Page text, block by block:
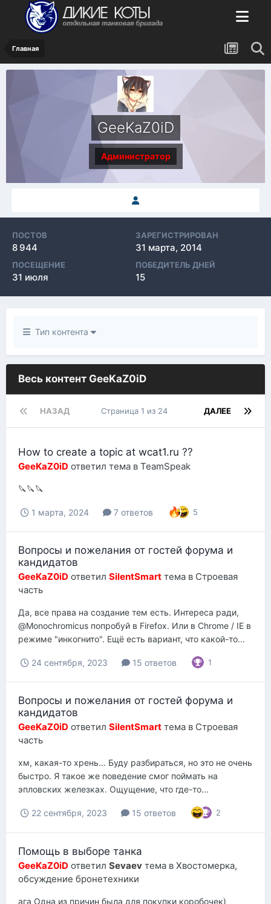
Главная
GeeKaZ0iD
Администратор
ПОСТОВ
8 944
ЗАРЕГИСТРИРОВАН
31 марта, 2014
ПОСЕЩЕНИЕ
31 июля
ПОБЕДИТЕЛЬ ДНЕЙ
15
Тип контента
Весь контент GeeKaZ0iD
НАЗАД ДАЛЕЕ
Страница 1 из 24
How to create a topic at wcat1.ru ??
GeeKaZ0iD ответил тема в TeamSpeak
🔪🔪🔪
1 марта, 2024 7 ответов 5
Вопросы и пожелания от гостей форума и
кандидатов
GeeKaZ0iD ответил SilentSmart тема в Строевая
часть
Да, все права на создание тем есть. Интереса ради,
@Monochromicus попробуй в Firefox. Или в Chrome / IE в
режиме "инкогнито". Ещё есть вариант, что какой-то...
24 сентября, 2023 15 ответов 1
Вопросы и пожелания от гостей форума и
кандидатов
GeeKaZ0iD ответил SilentSmart тема в Строевая
часть
хм, какая-то хрень... Буду разбираться, но это не очень
быстро. Я такое же поведение смог поймать на
эпловских железках. Ощущение, что где-то...
22 сентября, 2023 15 ответов 2
Помощь в выборе танка
GeeKaZ0iD ответил Sevaev тема в Хвостомерка,
обсуждение бронетехники
ага Одна из причин была для покупки коробочек)